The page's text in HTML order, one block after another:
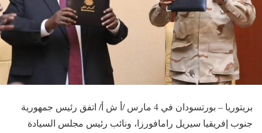
بريتوريا – بورتسودان في 4 مارس /أ ش أ/ اتفق رئيس جمهورية
جنوب إفريقيا سيريل رامافورزا، ونائب رئيس مجلس السيادة